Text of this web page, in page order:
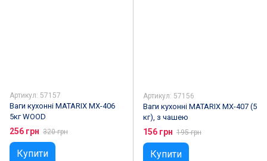
Артикул: 57157
Ваги кухонні MATARIX MX-406
5кг WOOD
256 грн 320 грн
Купити
Артикул: 57156
Ваги кухонні MATARIX MX-407 (5
кг), з чашею
156 грн 195 грн
Купити